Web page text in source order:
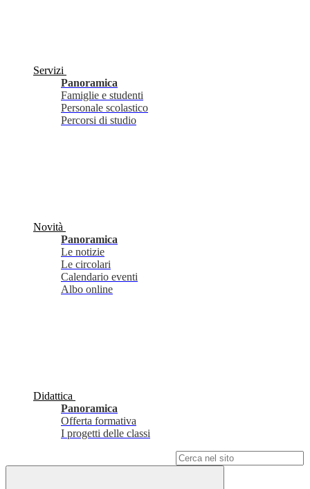
Servizi
Panoramica
Famiglie e studenti
Personale scolastico
Percorsi di studio
Novità
Panoramica
Le notizie
Le circolari
Calendario eventi
Albo online
Didattica
Panoramica
Offerta formativa
I progetti delle classi